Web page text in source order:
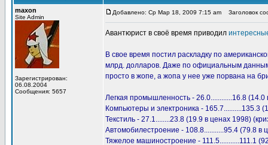
maxon
Site Admin
Зарегистрирован:
06.08.2004
Сообщения: 5657
Добавлено: Ср Мар 18, 2009 7:15 am Заголовок
Авантюрист в своё время приводил
В свое время постил раскладку по
млрд. долларов. Даже по официальным
просто в жопе, а жопа у нее уже порвана на
Легкая промышленность - 26.0............16.8
Компьютеры и электроника - 165.7..........135.3
Текстиль - 27.1........23.8 (19.9 в ценах 1998)
Автомобилестроение - 108.8...........95.4 (79.8 в
Тяжелое машиностроение - 111.5...........111.1